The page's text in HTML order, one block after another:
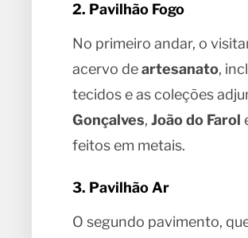
2. Pavilhão Fogo
No primeiro andar, o
acervo deartesanato,
tecidos e as coleções
Gonçalves, João do Farol
feitos em metais.
3. Pavilhão Ar
O segundo pavimento,